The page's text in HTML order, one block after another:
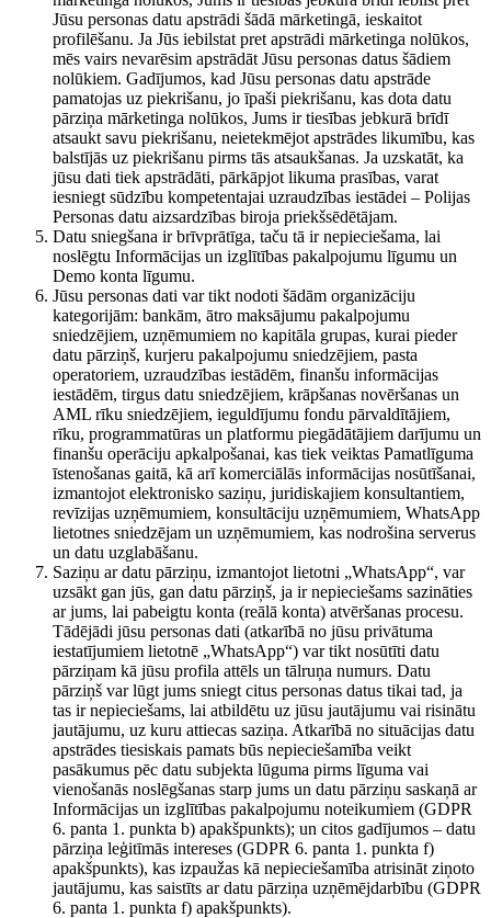
Jūsu personas datu apstrādi šādā mārketingā, ieskaitot
profilēšanu. Ja Jūs iebilstat pret apstrādi mārketinga nolūkos,
mēs vairs nevarēsim apstrādāt Jūsu personas datus šādiem
nolūkiem. Gadījumos, kad Jūsu personas datu apstrāde
pamatojas uz piekrišanu, jo īpaši piekrišanu, kas dota datu
pārziņa mārketinga nolūkos, Jums ir tiesības jebkurā brīdī
atsaukt savu piekrišanu, neietekmējot apstrādes likumību, kas
balstījās uz piekrišanu pirms tās atsaukšanas. Ja uzskatāt, ka
jūsu dati tiek apstrādāti, pārkāpjot likuma prasības, varat
iesniegt sūdzību kompetentajai uzraudzības iestādei – Polijas
Personas datu aizsardzības biroja priekšsēdētājam.
Datu sniegšana ir brīvprātīga, taču tā ir nepieciešama, lai
noslēgtu Informācijas un izglītības pakalpojumu līgumu un
Demo konta līgumu.
Jūsu personas dati var tikt nodoti šādām organizāciju
kategorijām: bankām, ātro maksājumu pakalpojumu
sniedzējiem, uzņēmumiem no kapitāla grupas, kurai pieder
datu pārziņš, kurjeru pakalpojumu sniedzējiem, pasta
operatoriem, uzraudzības iestādēm, finanšu informācijas
iestādēm, tirgus datu sniedzējiem, krāpšanas novēršanas un
AML rīku sniedzējiem, ieguldījumu fondu pārvaldītājiem,
rīku, programmatūras un platformu piegādātājiem darījumu un
finanšu operāciju apkalpošanai, kas tiek veiktas Pamatlīguma
īstenošanas gaitā, kā arī komerciālās informācijas nosūtīšanai,
izmantojot elektronisko saziņu, juridiskajiem konsultantiem,
revīzijas uzņēmumiem, konsultāciju uzņēmumiem, WhatsApp
lietotnes sniedzējam un uzņēmumiem, kas nodrošina serverus
un datu uzglabāšanu.
Saziņu ar datu pārziņu, izmantojot lietotni „WhatsApp“, var
uzsākt gan jūs, gan datu pārziņš, ja ir nepieciešams sazināties
ar jums, lai pabeigtu konta (reālā konta) atvēršanas procesu.
Tādējādi jūsu personas dati (atkarībā no jūsu privātuma
iestatījumiem lietotnē „WhatsApp“) var tikt nosūtīti datu
pārziņam kā jūsu profila attēls un tālruņa numurs. Datu
pārziņš var lūgt jums sniegt citus personas datus tikai tad, ja
tas ir nepieciešams, lai atbildētu uz jūsu jautājumu vai risinātu
jautājumu, uz kuru attiecas saziņa. Atkarībā no situācijas datu
apstrādes tiesiskais pamats būs nepieciešamība veikt
pasākumus pēc datu subjekta lūguma pirms līguma vai
vienošanās noslēgšanas starp jums un datu pārziņu saskaņā ar
Informācijas un izglītības pakalpojumu noteikumiem (GDPR
6. panta 1. punkta b) apakšpunkts); un citos gadījumos – datu
pārziņa leģitīmās intereses (GDPR 6. panta 1. punkta f)
apakšpunkts), kas izpaužas kā nepieciešamība atrisināt ziņoto
jautājumu, kas saistīts ar datu pārziņa uzņēmējdarbību (GDPR
6. panta 1. punkta f) apakšpunkts).